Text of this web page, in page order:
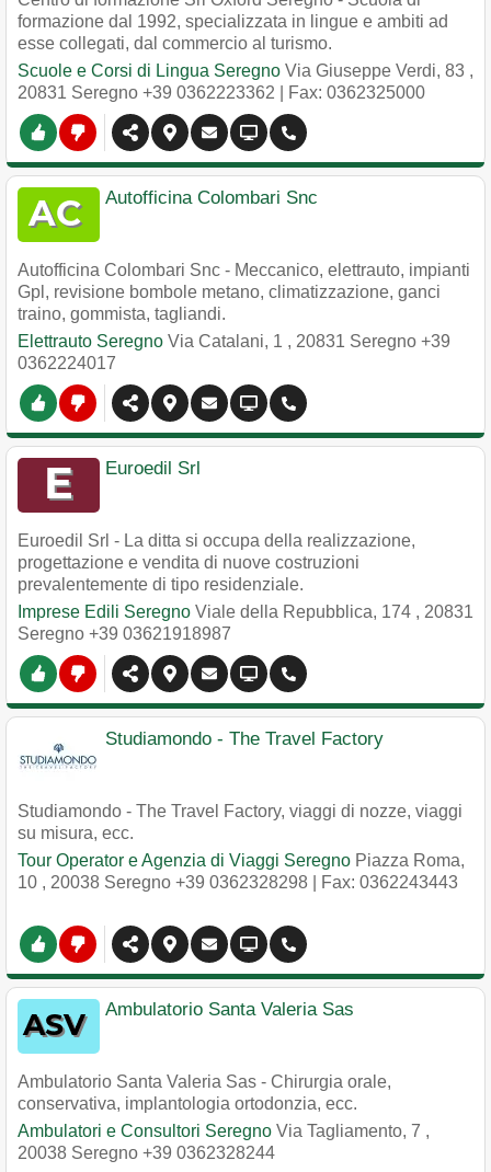
formazione dal 1992, specializzata in lingue e ambiti ad
esse collegati, dal commercio al turismo.
Scuole e Corsi di Lingua Seregno Via Giuseppe Verdi, 83 ,
20831 Seregno +39 0362223362 | Fax: 0362325000
Autofficina Colombari Snc
Autofficina Colombari Snc - Meccanico, elettrauto, impianti
Gpl, revisione bombole metano, climatizzazione, ganci
traino, gommista, tagliandi.
Elettrauto Seregno Via Catalani, 1 , 20831 Seregno +39
0362224017
Euroedil Srl
Euroedil Srl - La ditta si occupa della realizzazione,
progettazione e vendita di nuove costruzioni
prevalentemente di tipo residenziale.
Imprese Edili Seregno Viale della Repubblica, 174 , 20831
Seregno +39 03621918987
Studiamondo - The Travel Factory
Studiamondo - The Travel Factory, viaggi di nozze, viaggi
su misura, ecc.
Tour Operator e Agenzia di Viaggi Seregno Piazza Roma,
10 , 20038 Seregno +39 0362328298 | Fax: 0362243443
Ambulatorio Santa Valeria Sas
Ambulatorio Santa Valeria Sas - Chirurgia orale,
conservativa, implantologia ortodonzia, ecc.
Ambulatori e Consultori Seregno Via Tagliamento, 7 ,
20038 Seregno +39 0362328244